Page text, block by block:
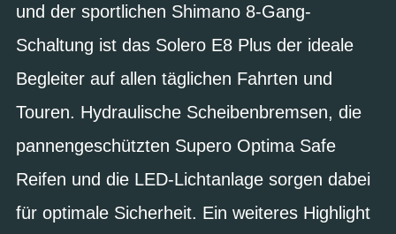
und der sportlichen Shimano 8-Gang-
Schaltung ist das Solero E8 Plus der ideale
Begleiter auf allen täglichen Fahrten und
Touren. Hydraulische Scheibenbremsen, die
pannengeschützten Supero Optima Safe
Reifen und die LED-Lichtanlage sorgen dabei
für optimale Sicherheit. Ein weiteres Highlight